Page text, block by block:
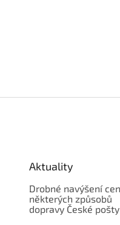
Aktuality
Drobné navýšení
některých způsobů
dopravy České pošty